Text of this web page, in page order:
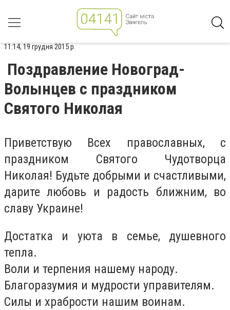
11:14, 19 грудня 2015 р.
Поздравление Новоград-
Волынцев с праздником
Святого Николая
Приветствую Всех православных, с
праздником Святого Чудотворца
Николая! Будьте добрыми и счастливыми,
дарите любовь и радость ближним, во
славу Украине!
Достатка и уюта в семье, душевного
тепла.
Воли и терпения нашему народу.
Благоразумия и мудрости управителям.
Силы и храбрости нашим воинам.